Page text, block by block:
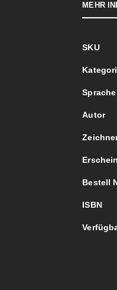
MEHR
Mehr
SKU
Sprache
Autor
Bestell
ISBN